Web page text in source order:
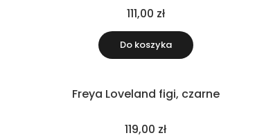
111,00 zł
Do koszyka
Freya Loveland figi, czarne
119,00 zł